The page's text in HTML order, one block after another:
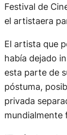
Festival de
el artistaera
El artista que
había dejado
esta parte de
póstuma,
privada
mundialmente